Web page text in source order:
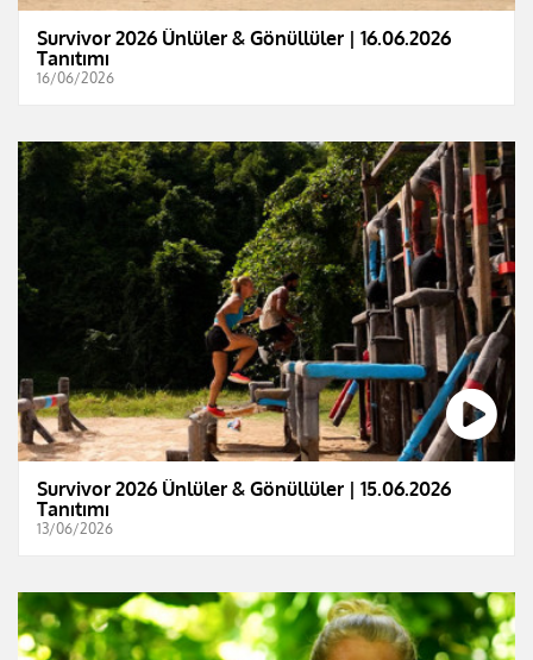
Survivor 2026 Ünlüler & Gönüllüler | 16.06.2026
Tanıtımı
16/06/2026
Survivor 2026 Ünlüler & Gönüllüler | 15.06.2026
Tanıtımı
13/06/2026